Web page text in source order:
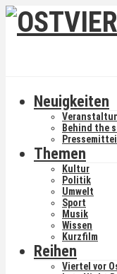
Neuigkeiten
Behind the
Themen
Kultur
Politik
Umwelt
Sport
Musik
Wissen
Kurzfilm
Reihen
Viertel vor